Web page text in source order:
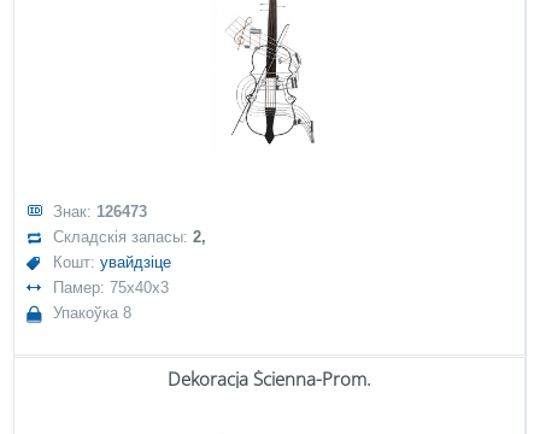
Знак: 126473
Складскія запасы:2,
Кошт:увайдзіце
Памер: 75x40x3
Упакоўка 8
Dekoracja Ścienna-Prom.